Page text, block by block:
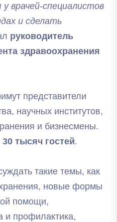
врачей-специалистов
и сделать
руководитель
здравоохранения
представители
научных институтов,
и бизнесмены.
тысяч гостей.
такие темы, как
новые формы
помощи,
и профилактика,